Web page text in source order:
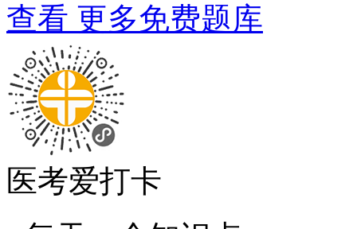
查看 更多免费题库
医考爱打卡